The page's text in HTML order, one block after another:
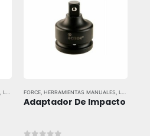
LLAVES Y DADOS FORCE HERRAMIENTAS MANUALES LLAVES Y DADOS
Adaptador De Impacto